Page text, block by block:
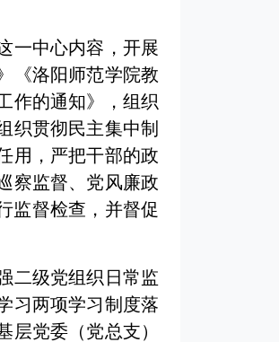
一中心内容，开展
《洛阳师范学院教
作的通知》，组织
织贯彻民主集中制
用，严把干部的政
察监督、党风廉政
监督检查，并督促
二级党组织日常监
习两项学习制度落
党委（党总支）